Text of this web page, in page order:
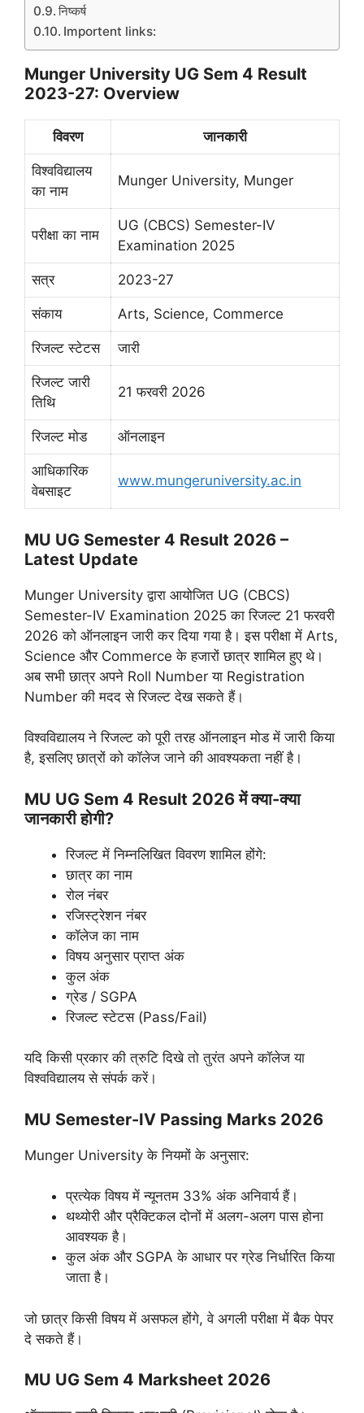
निष्कर्ष
Importent links:
Munger University UG Sem 4 Result
2023-27: Overview
विवरण जानकारी
विश्वविद्यालय
का नाम
Munger University, Munger
परीक्षा का नाम
UG (CBCS) Semester-IV
Examination 2025
सत्र 2023-27
संकाय Arts, Science, Commerce
रिजल्ट स्टेटस जारी
रिजल्ट जारी
तिथि
21 फरवरी 2026
रिजल्ट मोड ऑनलाइन
आधिकारिक
वेबसाइट
www.mungeruniversity.ac.in
MU UG Semester 4 Result 2026 –
Latest Update
Munger University द्वारा आयोजित UG (CBCS)
Semester-IV Examination 2025 का रिजल्ट 21 फरवरी
2026 को ऑनलाइन जारी कर दिया गया है। इस परीक्षा में Arts,
Science और Commerce के हजारों छात्र शामिल हुए थे।
अब सभी छात्र अपने Roll Number या Registration
Number की मदद से रिजल्ट देख सकते हैं।
विश्वविद्यालय ने रिजल्ट को पूरी तरह ऑनलाइन मोड में जारी किया
है, इसलिए छात्रों को कॉलेज जाने की आवश्यकता नहीं है।
MU UG Sem 4 Result 2026 में क्या-क्या
जानकारी होगी?
रिजल्ट में निम्नलिखित विवरण शामिल होंगे:
छात्र का नाम
रोल नंबर
रजिस्ट्रेशन नंबर
कॉलेज का नाम
विषय अनुसार प्राप्त अंक
कुल अंक
ग्रेड / SGPA
रिजल्ट स्टेटस (Pass/Fail)
यदि किसी प्रकार की त्रुटि दिखे तो तुरंत अपने कॉलेज या
विश्वविद्यालय से संपर्क करें।
MU Semester-IV Passing Marks 2026
Munger University के नियमों के अनुसार:
प्रत्येक विषय में न्यूनतम 33% अंक अनिवार्य हैं।
थथ्योरी और प्रैक्टिकल दोनों में अलग-अलग पास होना
आवश्यक है।
कुल अंक और SGPA के आधार पर ग्रेड निर्धारित किया
जाता है।
जो छात्र किसी विषय में असफल होंगे, वे अगली परीक्षा में बैक पेपर
दे सकते हैं।
MU UG Sem 4 Marksheet 2026